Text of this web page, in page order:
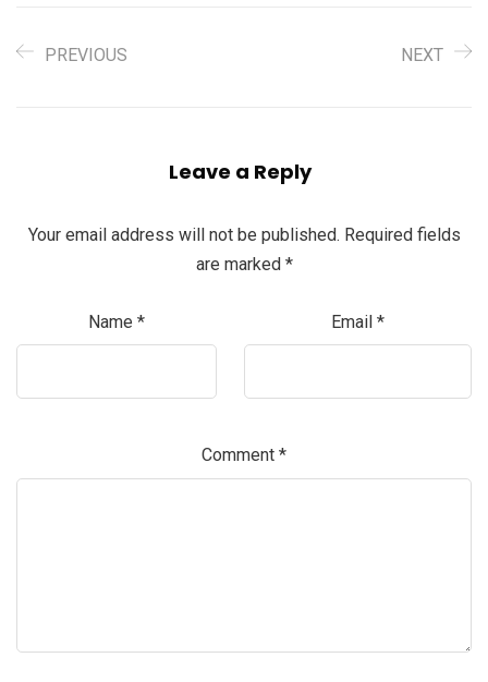
PREVIOUS NEXT
Leave a Reply
Your email address will not be published. Required fields
are marked *
Name * Email *
Comment *